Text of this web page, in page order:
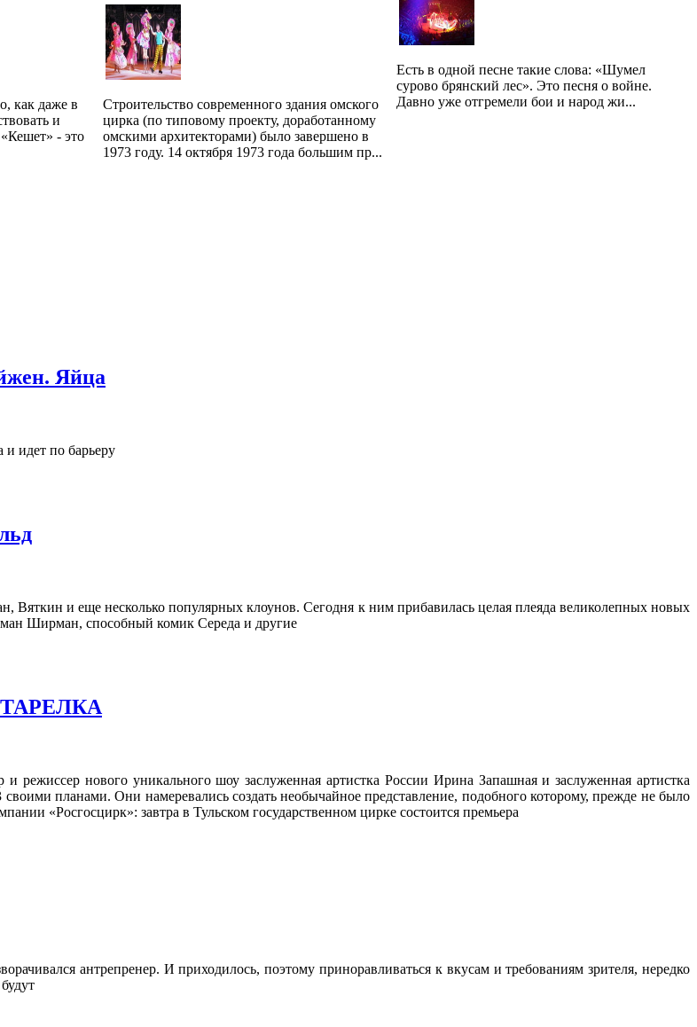
как даже в
и
- это
Строительство современного здания омского
цирка (по типовому проекту, доработанному
омскими архитекторами) было завершено в
1973 году. 14 октября 1973 года большим пр...
Есть в одной песне такие слова: «Шумел
сурово брянский лес». Это песня о войне.
Давно уже отгремели бои и народ жи...
Яйца
идет по барьеру
Вяткин и еще несколько популярных клоунов. Сегодня к ним прибавилась целая плеяда великолепных новых
Ширман, способный комик Середа и другие
режиссер нового уникального шоу заслуженная артистка России Ирина Запашная и заслуженная артистка
планами. Они намеревались создать необычайное представление, подобного которому, прежде не было
«Росгосцирк»: завтра в Тульском государственном цирке состоится премьера
антрепренер. И приходилось, поэтому приноравливаться к вкусам и требованиям зрителя, нередко